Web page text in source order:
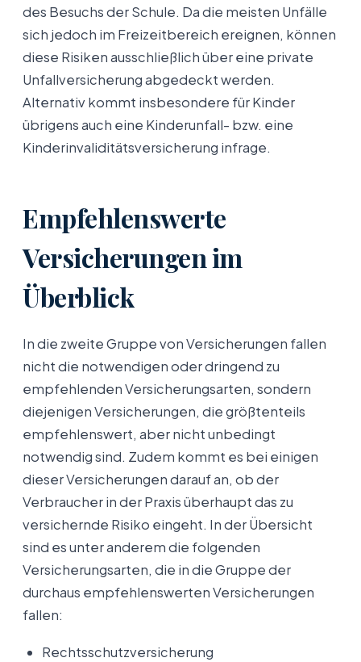
des Besuchs der Schule. Da die meisten Unfälle
sich jedoch im Freizeitbereich ereignen, können
diese Risiken ausschließlich über eine private
Unfallversicherung abgedeckt werden.
Alternativ kommt insbesondere für Kinder
übrigens auch eine Kinderunfall- bzw. eine
Kinderinvaliditätsversicherung infrage.
Empfehlenswerte
Versicherungen im
Überblick
In die zweite Gruppe von Versicherungen fallen
nicht die notwendigen oder dringend zu
empfehlenden Versicherungsarten, sondern
diejenigen Versicherungen, die größtenteils
empfehlenswert, aber nicht unbedingt
notwendig sind. Zudem kommt es bei einigen
dieser Versicherungen darauf an, ob der
Verbraucher in der Praxis überhaupt das zu
versichernde Risiko eingeht. In der Übersicht
sind es unter anderem die folgenden
Versicherungsarten, die in die Gruppe der
durchaus empfehlenswerten Versicherungen
fallen:
Rechtsschutzversicherung